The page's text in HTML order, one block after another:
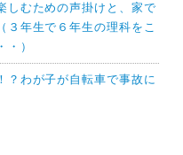
しむための声掛けと、家で
３年生で６年生の理科をこ
）
？わが子が自転車で事故に